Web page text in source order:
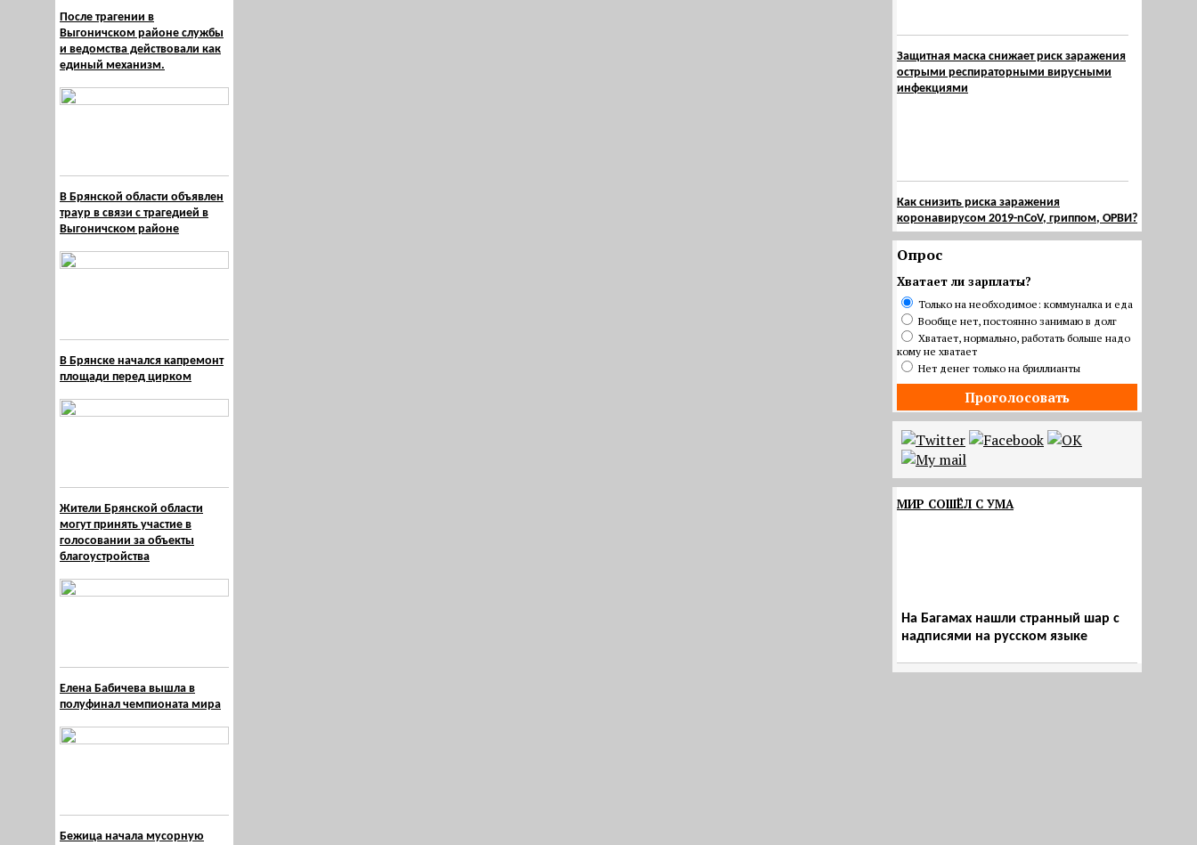
После трагении в
Выгоничском районе службы
и ведомства действовали как
единый механизм.
В Брянской области объявлен
траур в связи с трагедией в
Выгоничском районе
В Брянске начался капремонт
площади перед цирком
Жители Брянской области
могут принять участие в
голосовании за объекты
благоустройства
Елена Бабичева вышла в
полуфинал чемпионата мира
Бежица начала мусорную
Защитная маска снижает риск заражения
острыми респираторными вирусными
инфекциями
Как снизить риска заражения
коронавирусом 2019-nCoV, гриппом, ОРВИ?
Опрос
Хватает ли зарплаты?
Только на необходимое: коммуналка и еда
Вообще нет, постоянно занимаю в долг
Хватает, нормально, работать больше надо
кому не хватает
Нет денег только на бриллианты
Проголосовать
МИР СОШЁЛ С УМА
На Багамах нашли странный шар с
надписями на русском языке